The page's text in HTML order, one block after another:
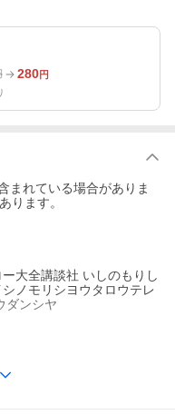
280円
まれている場合がありま
ります。
大全講談社 いしのもりし
ノモリシヨウタロウテレ
ダンシヤ